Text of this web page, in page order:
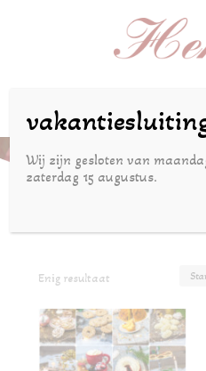
Enig resultaat
Wij zijn gesloten van
zaterdag 15 augustus.